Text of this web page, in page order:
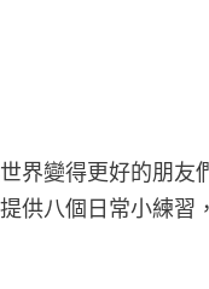
界變得更好的朋
供八個日常小練